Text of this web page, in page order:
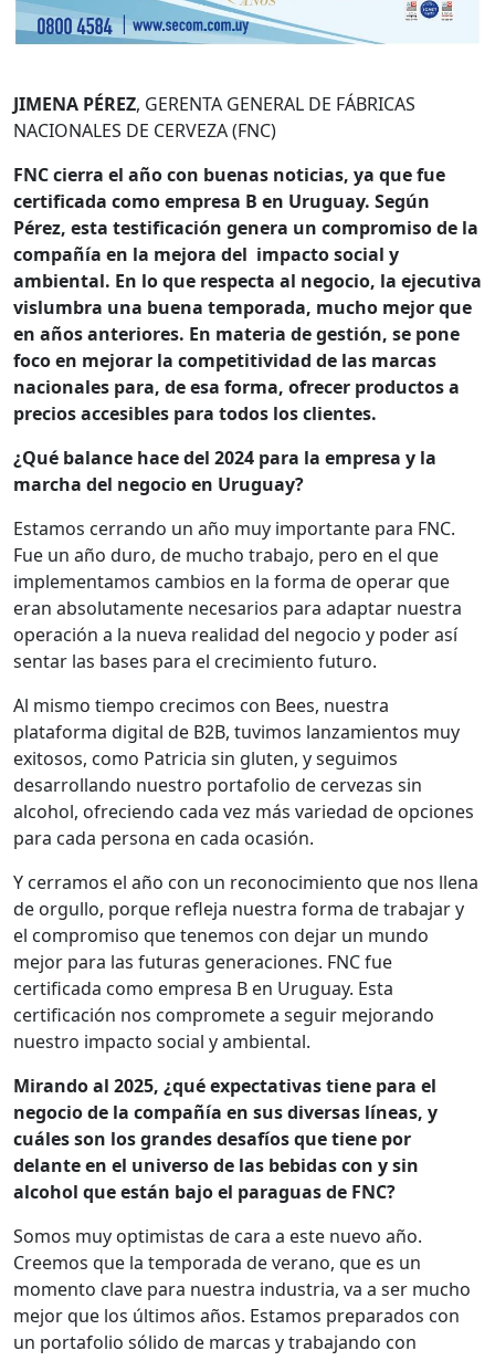
JIMENA PÉREZ, GERENTA GENERAL DE FÁBRICAS
NACIONALES DE CERVEZA (FNC)
FNC cierra el año con buenas noticias, ya que fue
certificada como empresa B en Uruguay. Según
Pérez, esta testificación genera un compromiso de la
compañía en la mejora del impacto social y
ambiental. En lo que respecta al negocio, la ejecutiva
vislumbra una buena temporada, mucho mejor que
en años anteriores. En materia de gestión, se pone
foco en mejorar la competitividad de las marcas
nacionales para, de esa forma, ofrecer productos a
precios accesibles para todos los clientes.
¿Qué balance hace del 2024 para la empresa y la
marcha del negocio en Uruguay?
Estamos cerrando un año muy importante para FNC.
Fue un año duro, de mucho trabajo, pero en el que
implementamos cambios en la forma de operar que
eran absolutamente necesarios para adaptar nuestra
operación a la nueva realidad del negocio y poder así
sentar las bases para el crecimiento futuro.
Al mismo tiempo crecimos con Bees, nuestra
plataforma digital de B2B, tuvimos lanzamientos muy
exitosos, como Patricia sin gluten, y seguimos
desarrollando nuestro portafolio de cervezas sin
alcohol, ofreciendo cada vez más variedad de opciones
para cada persona en cada ocasión.
Y cerramos el año con un reconocimiento que nos llena
de orgullo, porque refleja nuestra forma de trabajar y
el compromiso que tenemos con dejar un mundo
mejor para las futuras generaciones. FNC fue
certificada como empresa B en Uruguay. Esta
certificación nos compromete a seguir mejorando
nuestro impacto social y ambiental.
Mirando al 2025, ¿qué expectativas tiene para el
negocio de la compañía en sus diversas líneas, y
cuáles son los grandes desafíos que tiene por
delante en el universo de las bebidas con y sin
alcohol que están bajo el paraguas de FNC?
Somos muy optimistas de cara a este nuevo año.
Creemos que la temporada de verano, que es un
momento clave para nuestra industria, va a ser mucho
mejor que los últimos años. Estamos preparados con
un portafolio sólido de marcas y trabajando con